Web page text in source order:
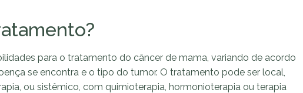
para o tratamento do câncer de mama, variando de acordo
se encontra e o tipo do tumor. O tratamento pode ser local,
ou sistêmico, com quimioterapia, hormonioterapia ou terapia